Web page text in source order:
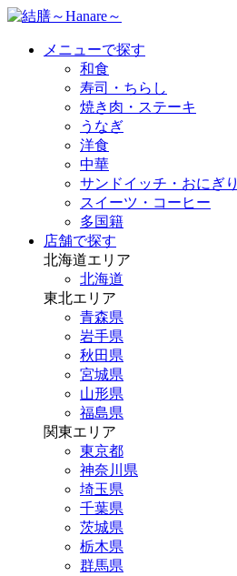
メニューで探す
和食
寿司・ちらし
焼き肉・ステーキ
うなぎ
洋食
中華
サンドイッチ・おにぎり
スイーツ・コーヒー
多国籍
店舗で探す
北海道エリア
北海道
東北エリア
青森県
岩手県
秋田県
宮城県
山形県
福島県
関東エリア
東京都
神奈川県
埼玉県
千葉県
茨城県
栃木県
群馬県